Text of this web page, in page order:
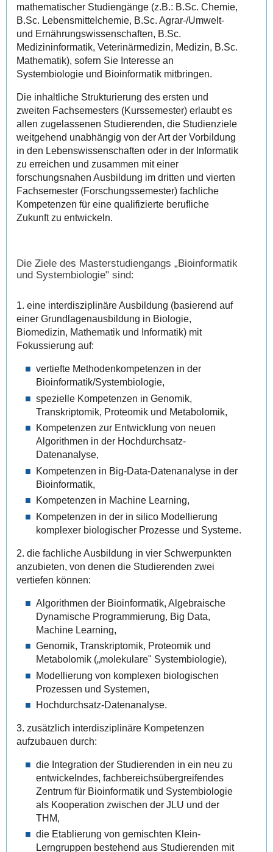
mathematischer Studiengänge (z.B.: B.Sc. Chemie,
B.Sc. Lebensmittelchemie, B.Sc. Agrar-/Umwelt-
und Ernährungswissenschaften, B.Sc.
Medizininformatik, Veterinärmedizin, Medizin, B.Sc.
Mathematik), sofern Sie Interesse an
Systembiologie und Bioinformatik mitbringen.
Die inhaltliche Strukturierung des ersten und
zweiten Fachsemesters (Kurssemester) erlaubt es
allen zugelassenen Studierenden, die Studienziele
weitgehend unabhängig von der Art der Vorbildung
in den Lebenswissenschaften oder in der Informatik
zu erreichen und zusammen mit einer
forschungsnahen Ausbildung im dritten und vierten
Fachsemester (Forschungssemester) fachliche
Kompetenzen für eine qualifizierte berufliche
Zukunft zu entwickeln.
Die Ziele des Masterstudiengangs „Bioinformatik
und Systembiologie" sind:
1. eine interdisziplinäre Ausbildung (basierend auf
einer Grundlagenausbildung in Biologie,
Biomedizin, Mathematik und Informatik) mit
Fokussierung auf:
vertiefte Methodenkompetenzen in der
Bioinformatik/Systembiologie,
spezielle Kompetenzen in Genomik,
Transkriptomik, Proteomik und Metabolomik,
Kompetenzen zur Entwicklung von neuen
Algorithmen in der Hochdurchsatz-
Datenanalyse,
Kompetenzen in Big-Data-Datenanalyse in der
Bioinformatik,
Kompetenzen in Machine Learning,
Kompetenzen in der in silico Modellierung
komplexer biologischer Prozesse und Systeme.
2. die fachliche Ausbildung in vier Schwerpunkten
anzubieten, von denen die Studierenden zwei
vertiefen können:
Algorithmen der Bioinformatik, Algebraische
Dynamische Programmierung, Big Data,
Machine Learning,
Genomik, Transkriptomik, Proteomik und
Metabolomik („molekulare" Systembiologie),
Modellierung von komplexen biologischen
Prozessen und Systemen,
Hochdurchsatz-Datenanalyse.
3. zusätzlich interdisziplinäre Kompetenzen
aufzubauen durch:
die Integration der Studierenden in ein neu zu
entwickelndes, fachbereichsübergreifendes
Zentrum für Bioinformatik und Systembiologie
als Kooperation zwischen der JLU und der
THM,
die Etablierung von gemischten Klein-
Lerngruppen bestehend aus Studierenden mit